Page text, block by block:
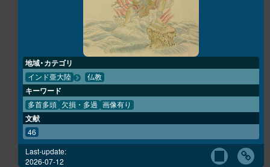
地域・カテゴリ
インド亜大陸 仏教
キーワード
多首多頭 欠損・多過 画像有り
文献
46
Last-update:
2026-07-12